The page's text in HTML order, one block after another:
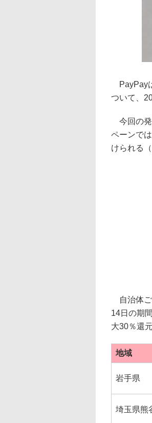
PayPay
ついて、
今回の発
ペーンで
けられる
自治体ご
14日の期
大30％還
地域
岩手県
埼玉県熊